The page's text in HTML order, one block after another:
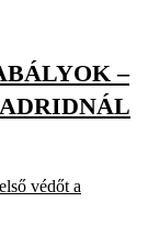
–
védőt a